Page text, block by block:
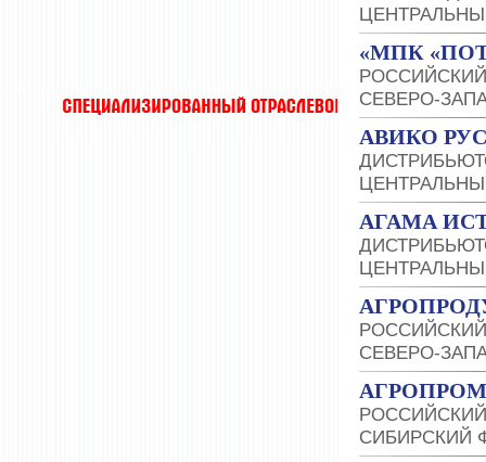
«МПК
СЕВЕРО-
АВИКО РУС
АГАМА
СЕВЕРО-
СИБИРСКИЙ